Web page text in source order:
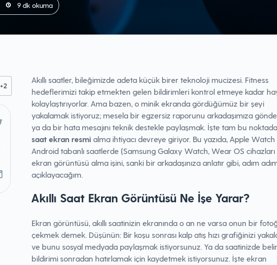
9 dk okuma
+2
Akıllı saatler, bileğimizde adeta küçük birer teknoloji mucizesi. Fitness
hedeflerimizi takip etmekten gelen bildirimleri kontrol etmeye kadar
kolaylaştırıyorlar. Ama bazen, o minik ekranda gördüğümüz bir şeyi
yakalamak istiyoruz; mesela bir egzersiz raporunu arkadaşımıza
ya da bir hata mesajını teknik destekle paylaşmak. İşte tam bu noktada
saat ekran resmi alma ihtiyacı devreye giriyor. Bu yazıda, Apple Watch
Android tabanlı saatlerde (Samsung Galaxy Watch, Wear OS cihazları
ekran görüntüsü alma işini, sanki bir arkadaşınıza anlatır gibi, adım
açıklayacağım.
Akıllı Saat Ekran Görüntüsü Ne İşe Yarar?
Ekran görüntüsü, akıllı saatinizin ekranında o an ne varsa onun bir
çekmek demek. Düşünün: Bir koşu sonrası kalp atış hızı grafiğinizi
ve bunu sosyal medyada paylaşmak istiyorsunuz. Ya da saatinizde
bildirimi sonradan hatırlamak için kaydetmek istiyorsunuz. İşte ekran